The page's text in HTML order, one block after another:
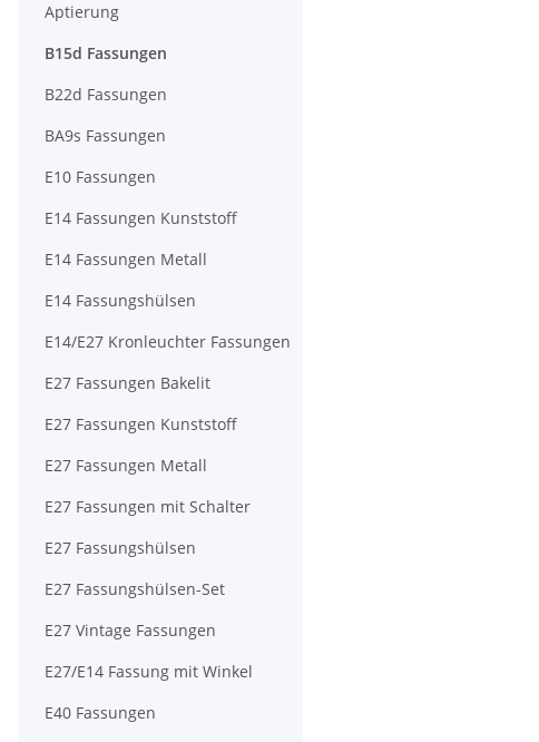
Aptierung
B15d Fassungen
B22d Fassungen
BA9s Fassungen
E10 Fassungen
E14 Fassungen Kunststoff
E14 Fassungen Metall
E14 Fassungshülsen
E14/E27 Kronleuchter Fassungen
E27 Fassungen Bakelit
E27 Fassungen Kunststoff
E27 Fassungen Metall
E27 Fassungen mit Schalter
E27 Fassungshülsen
E27 Fassungshülsen-Set
E27 Vintage Fassungen
E27/E14 Fassung mit Winkel
E40 Fassungen